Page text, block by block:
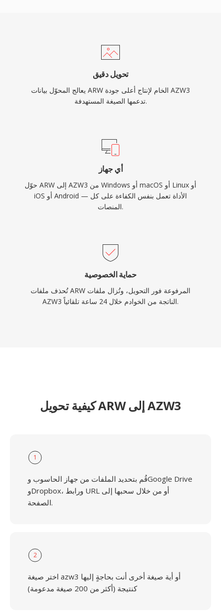
تحويل دقيق
يعالج المحوّل بيانات ARW الخام لإنتاج أعلى جودة AZW3
تدعمها الصيغة المستهدفة.
أي جهاز
حوّل ARW إلى AZW3 من Windows أو macOS أو Linux أو
iOS أو Android — الأداة تعمل بنفس الكفاءة على كل
المنصات.
حماية الخصوصية
تُحذف ملفات ARW المرفوعة فور التحويل، وتُزال ملفات
AZW3 الناتجة من الخوادم خلال 24 ساعة تلقائياً.
كيفية تحويل ARW إلى AZW3
1
قُم بتحديد الملفات من جهاز الحاسوب وGoogle Drive
وDropbox، ورابط URL أو من خلال سحبها إلى
الصفحة.
2
اختر صيغة azw3 أو أية صيغة أخرى أنت بحاجةٍ إليها
كنتيجة (أكثر من 200 صيغة مدعومة)